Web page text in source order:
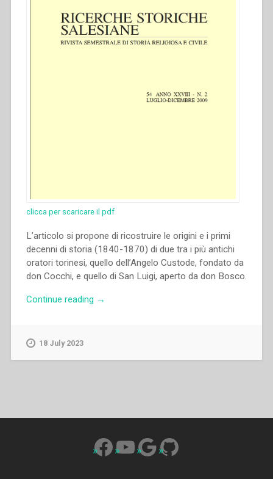
clicca per scaricare il pdf
L’articolo si propone di ricostruire le origini e i primi
decenni di storia (1840-1870) di due tra i più antichi
oratori torinesi, quello dell’Angelo Custode, fondato da
don Cocchi, e quello di San Luigi, aperto da don Bosco.
Continue reading “Giovenale
Luigi:
Murialdo
→
18 July 2023
Facebook
YouTube
Google
GitHub